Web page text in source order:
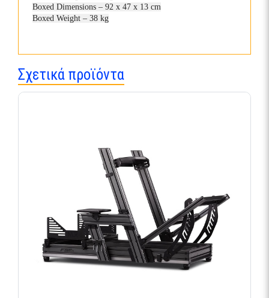
Boxed Dimensions – 92 x 47 x 13 cm
Boxed Weight – 38 kg
Σχετικά προϊόντα